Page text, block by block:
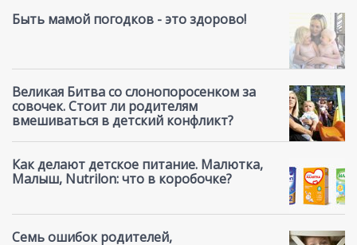
Быть мамой погодков - это здорово!
Великая Битва со слонопоросенком за
совочек. Стоит ли родителям
вмешиваться в детский конфликт?
Как делают детское питание. Малютка,
Малыш, Nutrilon: что в коробочке?
Семь ошибок родителей,